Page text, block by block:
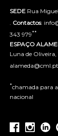
SEDE Rua
Contactos:
343 979**
ESPAÇO
Luna de Oliveira,
alameda@cml.pt
*chamada para
nacional